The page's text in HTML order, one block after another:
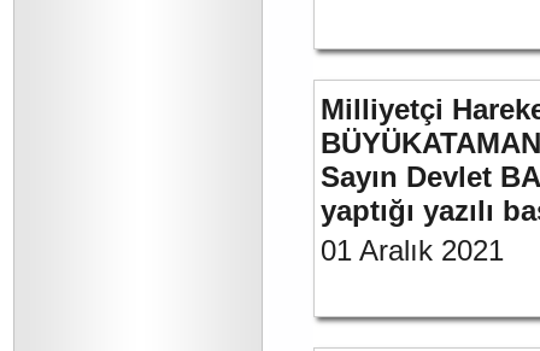
Milliyetçi
Sayın Devlet
yaptığı yazılı
01 Aralık 2021